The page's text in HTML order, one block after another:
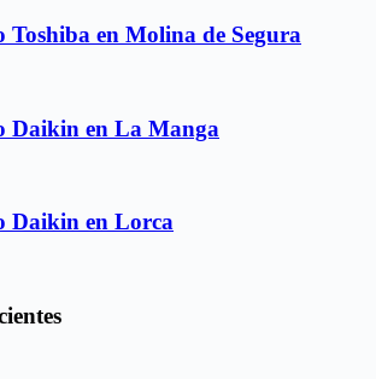
Toshiba en Molina de Segura
Daikin en La Manga
Daikin en Lorca